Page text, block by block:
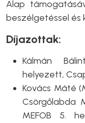
Alap
beszélgetéssel és
Díjazottak:
Kálmán
helyezett,
Kovács Máté
Csörgőlabda
MEFOB 5.